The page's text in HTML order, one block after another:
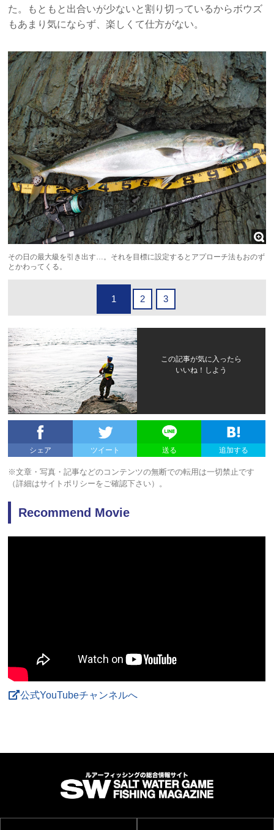
た。もともと出合いが少ないと割り切っているからボウズ
もあまり気にならず、楽しくて仕方がない。
その日の最大級を引き出す…。それを目標に設定するとアプローチ法もおのず
とかわってくる。
1 2 3
この記事が気に入ったら
いいね！しよう
シェア ツイート 送る 追加する
※文章・写真・記事などのコンテンツの無断での転用は一切禁止です
（詳細はサイトポリシーをご確認下さい）。
Recommend Movie
公式YouTubeチャンネルへ